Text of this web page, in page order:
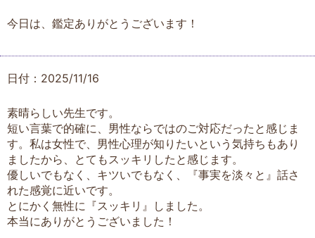
今日は、鑑定ありがとうございます！
日付：2025/11/16
素晴らしい先生です。
短い言葉で的確に、男性ならではのご対応だったと感じま
す。私は女性で、男性心理が知りたいという気持ちもあり
ましたから、とてもスッキリしたと感じます。
優しいでもなく、キツいでもなく、『事実を淡々と』話さ
れた感覚に近いです。
とにかく無性に『スッキリ』しました。
本当にありがとうございました！